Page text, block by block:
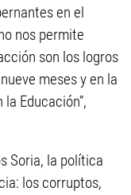
en el
nos permite
son los logros
meses y en la
Educación”,
Soria, la política
los corruptos,